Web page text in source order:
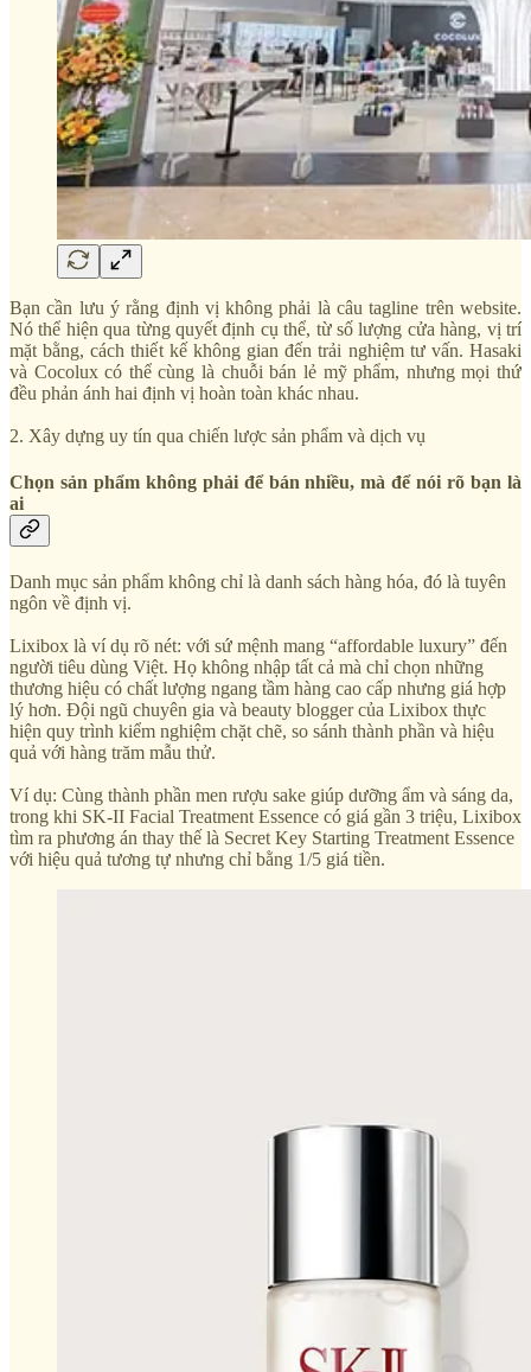
Bạn cần lưu ý rằng định vị không phải là câu tagline trên website.
Nó thể hiện qua từng quyết định cụ thể, từ số lượng cửa hàng, vị trí
mặt bằng, cách thiết kế không gian đến trải nghiệm tư vấn. Hasaki
và Cocolux có thể cùng là chuỗi bán lẻ mỹ phẩm, nhưng mọi thứ
đều phản ánh hai định vị hoàn toàn khác nhau.
2. Xây dựng uy tín qua chiến lược sản phẩm và dịch vụ
Chọn sản phẩm không phải để bán nhiều, mà để nói rõ bạn là
ai
Danh mục sản phẩm không chỉ là danh sách hàng hóa, đó là tuyên
ngôn về định vị.
Lixibox là ví dụ rõ nét: với sứ mệnh mang “affordable luxury” đến
người tiêu dùng Việt. Họ không nhập tất cả mà chỉ chọn những
thương hiệu có chất lượng ngang tầm hàng cao cấp nhưng giá hợp
lý hơn. Đội ngũ chuyên gia và beauty blogger của Lixibox thực
hiện quy trình kiểm nghiệm chặt chẽ, so sánh thành phần và hiệu
quả với hàng trăm mẫu thử.
Ví dụ: Cùng thành phần men rượu sake giúp dưỡng ẩm và sáng da,
trong khi SK-II Facial Treatment Essence có giá gần 3 triệu, Lixibox
tìm ra phương án thay thế là Secret Key Starting Treatment Essence
với hiệu quả tương tự nhưng chỉ bằng 1/5 giá tiền.